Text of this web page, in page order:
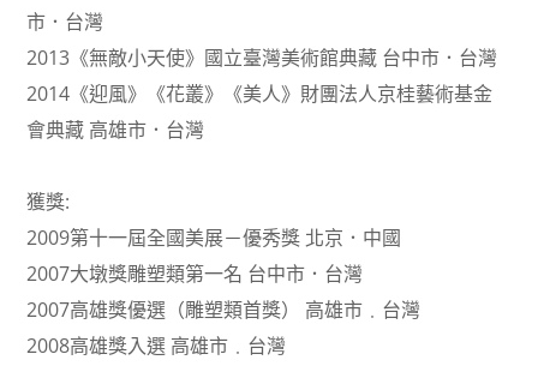
市．台灣
2013《無敵小天使》國立臺灣美術館典藏 台中市．台灣
2014《迎風》《花叢》《美人》財團法人京桂藝術基金
會典藏 高雄市．台灣
獲獎:
2009第十一屆全國美展－優秀獎 北京．中國
2007大墩獎雕塑類第一名 台中市．台灣
2007高雄獎優選（雕塑類首獎） 高雄市﹒台灣
2008高雄獎入選 高雄市﹒台灣